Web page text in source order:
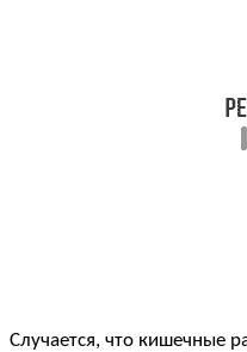
Случается, что кишечные